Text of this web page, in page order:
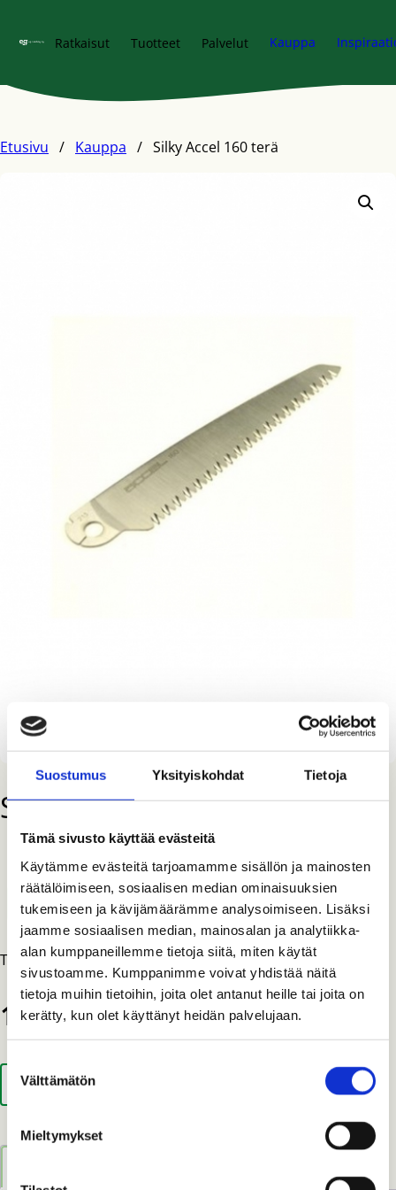
Suostumus Yksityiskohdat Tietoja
Tämä sivusto käyttää evästeitä
Käytämme evästeitä tarjoamamme sisällön ja mainosten
räätälöimiseen, sosiaalisen median ominaisuuksien
tukemiseen ja kävijämäärämme analysoimiseen. Lisäksi
jaamme sosiaalisen median, mainosalan ja analytiikka-
alan kumppaneillemme tietoja siitä, miten käytät
sivustoamme. Kumppanimme voivat yhdistää näitä
tietoja muihin tietoihin, joita olet antanut heille tai joita on
kerätty, kun olet käyttänyt heidän palvelujaan.
Suostumuksen
valinta
Välttämätön
Mieltymykset
Ratkaisut Tuotteet Palvelut Kauppa
Etusivu / Kauppa / Silky Accel 160 terä
Silky Accel 160 terä
TYÖKALUT
Terän pituus 160 mm. Hammasmäärä 7,5/30 mm.
17,15€
Silky
terä